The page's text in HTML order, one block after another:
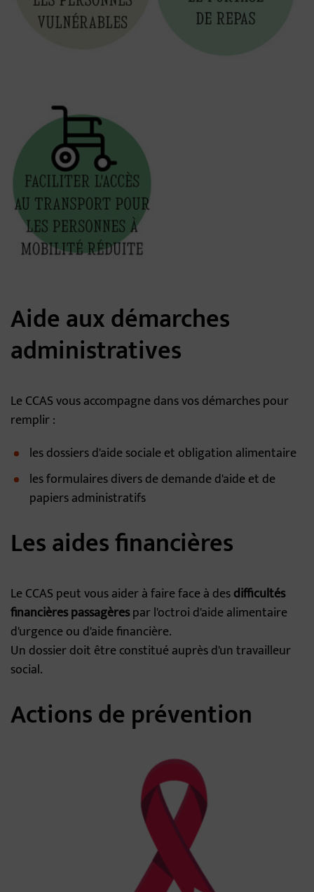
Aide aux démarches
administratives
Le CCAS vous accompagne dans vos démarches pour
remplir :
les dossiers d'aide sociale et obligation alimentaire
les formulaires divers de demande d'aide et de
papiers administratifs
Les aides financières
Le CCAS peut vous aider à faire face à desdifficultés
financières passagèrespar l'octroi d'aide alimentaire
d'urgence ou d'aide financière.
Un dossier doit être constitué auprès d'un travailleur
social.
Actions de prévention